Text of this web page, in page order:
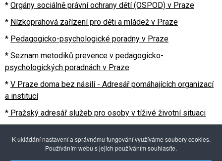
* Orgány sociálně právní ochrany dětí (OSPOD) v Praze
* Nízkoprahová zařízení pro děti a mládež v Praze
* Pedagogicko-psychologické poradny v Praze
* Seznam metodiků prevence v pedagogicko-
psychologických poradnách v Praze
* V Praze doma bez násilí - Adresář pomáhajících organizací
a institucí
* Pražský adresář služeb pro osoby v tíživé životní situaci
problematika)
*Mapa pomoci - adiktologické služby v Praze/ČR
K ukládání nastavení a správnému fungování využíváme soubory cookies.
Používáním webu s jejich používáním souhlasíte.